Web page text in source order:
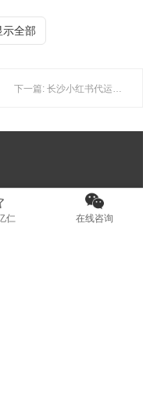
示全部
仁 在线咨询